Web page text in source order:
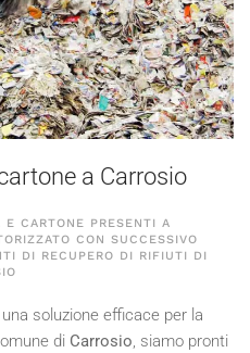
a Carrosio
CARTONE PRESENTI A
CON SUCCESSIVO
DI RECUPERO DI RIFIUTI DI
soluzione efficace per la
di Carrosio, siamo pronti